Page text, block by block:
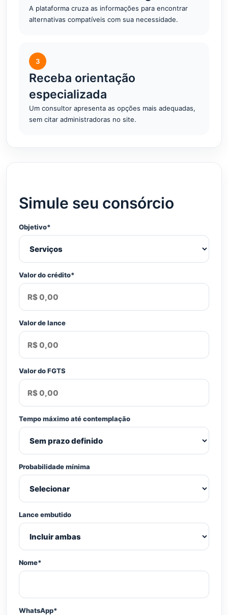
A plataforma cruza as informações para encontrar
alternativas compatíveis com sua necessidade.
3
Receba orientação
especializada
Um consultor apresenta as opções mais adequadas,
sem citar administradoras no site.
Simule seu consórcio
Objetivo*
Valor do crédito*
Valor de lance
Valor do FGTS
Tempo máximo até contemplação
Probabilidade mínima
Lance embutido
Nome*
WhatsApp*